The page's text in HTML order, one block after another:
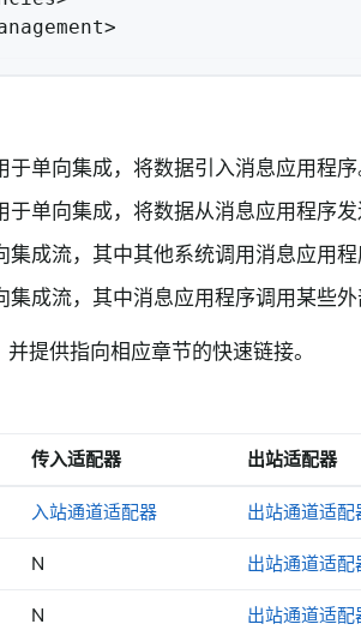
于单向集成，将数据引入消息应用程序
于单向集成，将数据从消息应用程序发
集成流，其中其他系统调用消息应用程
集成流，其中消息应用程序调用某些外
提供指向相应章节的快速链接。
传入适配器 出站适配器
入站通道适配器 出站通道适配
N 出站通道适配
N 出站通道适配